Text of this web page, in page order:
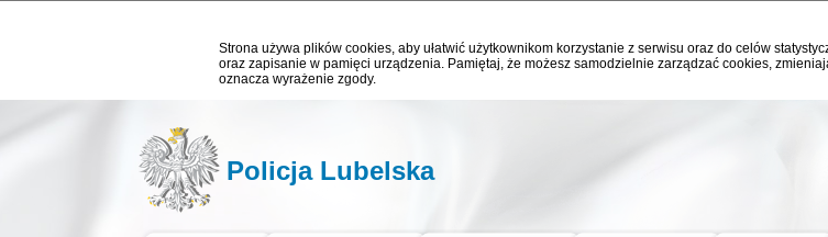
Strona używa plików cookies, aby ułatwić użytkownikom korzystanie z serwisu oraz do celów
oraz zapisanie w pamięci urządzenia. Pamiętaj, że możesz samodzielnie zarządzać cookies,
oznacza wyrażenie zgody.
Policja Lubelska